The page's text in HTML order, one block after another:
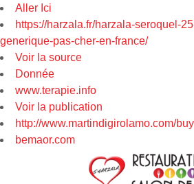
Aller Ici
https://harzala.fr/harzala-seroquel-
generique-pas-cher-en-france/
Voir la source
Donnée
www.terapie.info
Voir la publication
http://www.martindigirolamo.com/
bemaor.com